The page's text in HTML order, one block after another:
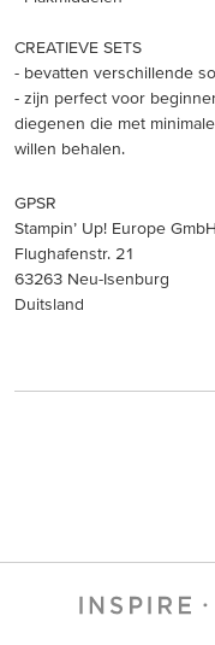
CREATIEVE SETS
- bevatten verschillende
- zijn perfect voor
diegenen die met
willen behalen.
GPSR
Stampin’ Up! Europe GmbH
Flughafenstr. 21
63263 Neu-Isenburg
Duitsland